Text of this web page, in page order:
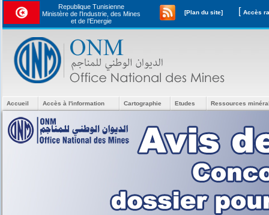
Republique Tunisienne
Ministère de l'Industrie, des Mines
et de l’Energie
[Plan du site] [
Accueil Accès à l'information Cartographie Etudes Ressources